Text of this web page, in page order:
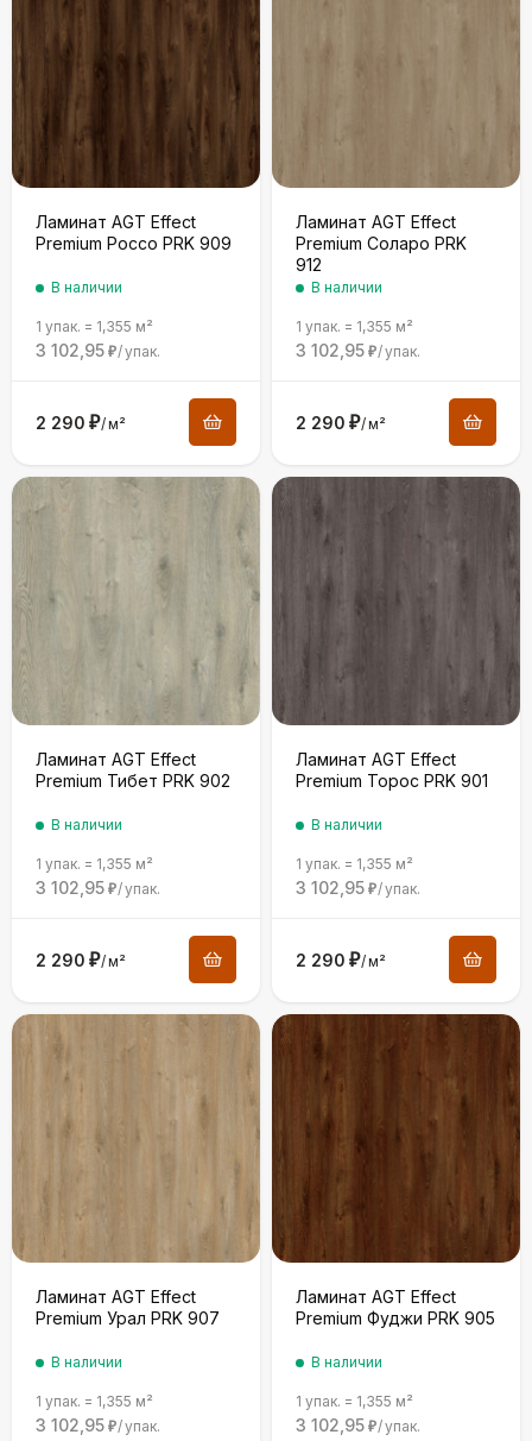
Ламинат AGT Effect
Premium Россо PRK 909
В наличии
1 упак. = 1,355 м²
3 102,95 ₽/упак.
2 290 ₽/м²
Ламинат AGT Effect
Premium Соларо PRK
912
В наличии
1 упак. = 1,355 м²
3 102,95 ₽/упак.
2 290 ₽/м²
Ламинат AGT Effect
Premium Тибет PRK 902
В наличии
1 упак. = 1,355 м²
3 102,95 ₽/упак.
2 290 ₽/м²
Ламинат AGT Effect
Premium Торос PRK 901
В наличии
1 упак. = 1,355 м²
3 102,95 ₽/упак.
2 290 ₽/м²
Ламинат AGT Effect
Premium Урал PRK 907
В наличии
1 упак. = 1,355 м²
3 102,95 ₽/упак.
Ламинат AGT Effect
Premium Фуджи PRK 905
В наличии
1 упак. = 1,355 м²
3 102,95 ₽/упак.